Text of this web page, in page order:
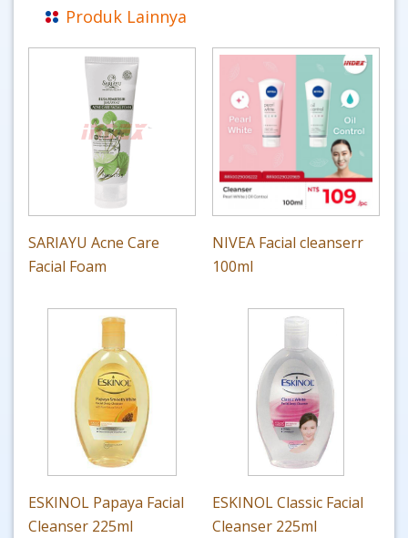
Produk Lainnya
SARIAYU Acne Care
Facial Foam
NIVEA Facial cleanserr
100ml
ESKINOL Papaya Facial
Cleanser 225ml
ESKINOL Classic Facial
Cleanser 225ml